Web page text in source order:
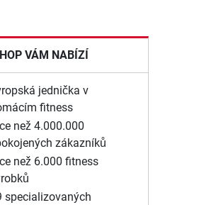
VÁM NABÍZÍ
jednička v
fitness
než 4.000.000
zákazníků
než 6.000 fitness
specializovaných